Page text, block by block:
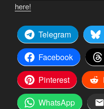
here!
Telegram
Facebook
Pinterest
WhatsApp